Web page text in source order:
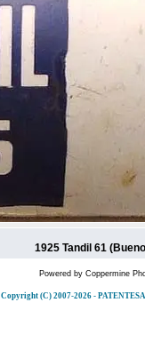
1925 Tandil 61
Powered by Coppermine
Copyright (C) 2007-2026 -